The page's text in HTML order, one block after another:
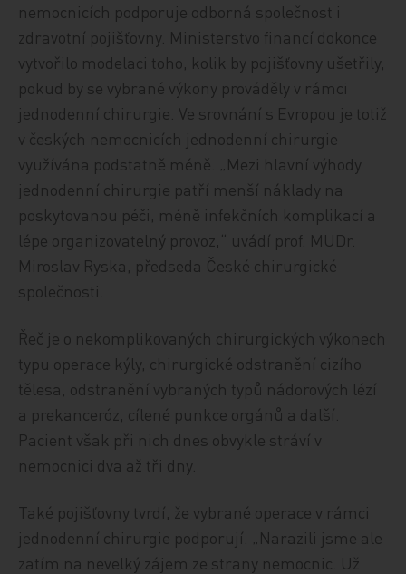
nemocnicích podporuje odborná společnost i
zdravotní pojišťovny. Ministerstvo financí dokonce
vytvořilo modelaci toho, kolik by pojišťovny ušetřily,
pokud by se vybrané výkony prováděly v rámci
jednodenní chirurgie. Ve srovnání s Evropou je totiž
v českých nemocnicích jednodenní chirurgie
využívána podstatně méně. „Mezi hlavní výhody
jednodenní chirurgie patří menší náklady na
poskytovanou péči, méně infekčních komplikací a
lépe organizovatelný provoz,“ uvádí prof. MUDr.
Miroslav Ryska, předseda České chirurgické
společnosti.
Řeč je o nekomplikovaných chirurgických výkonech
typu operace kýly, chirurgické odstranění cizího
tělesa, odstranění vybraných typů nádorových lézí
a prekanceróz, cílené punkce orgánů a další.
Pacient však při nich dnes obvykle stráví v
nemocnici dva až tři dny.
Také pojišťovny tvrdí, že vybrané operace v rámci
jednodenní chirurgie podporují. „Narazili jsme ale
zatím na nevelký zájem ze strany nemocnic. Už